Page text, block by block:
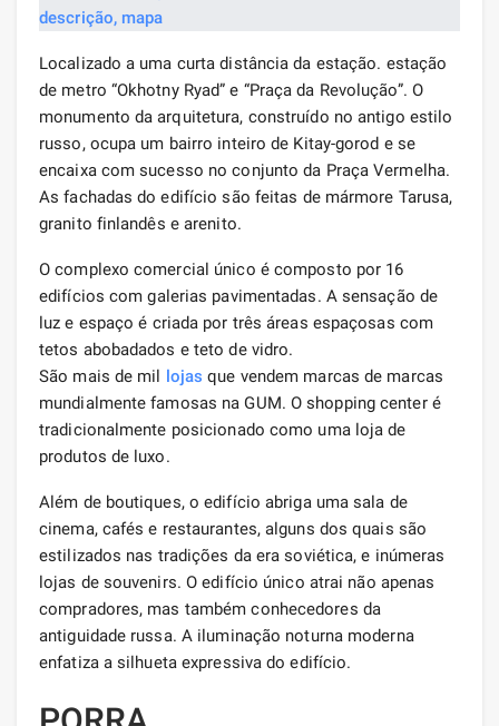
Localizado a uma curta distância da estação. estação
de metro “Okhotny Ryad” e “Praça da Revolução”. O
monumento da arquitetura, construído no antigo estilo
russo, ocupa um bairro inteiro de Kitay-gorod e se
encaixa com sucesso no conjunto da Praça Vermelha.
As fachadas do edifício são feitas de mármore Tarusa,
granito finlandês e arenito.
O complexo comercial único é composto por 16
edifícios com galerias pavimentadas. A sensação de
luz e espaço é criada por três áreas espaçosas com
tetos abobadados e teto de vidro.
São mais de mil lojas que vendem marcas de marcas
mundialmente famosas na GUM. O shopping center é
tradicionalmente posicionado como uma loja de
produtos de luxo.
Além de boutiques, o edifício abriga uma sala de
cinema, cafés e restaurantes, alguns dos quais são
estilizados nas tradições da era soviética, e inúmeras
lojas de souvenirs. O edifício único atrai não apenas
compradores, mas também conhecedores da
antiguidade russa. A iluminação noturna moderna
enfatiza a silhueta expressiva do edifício.